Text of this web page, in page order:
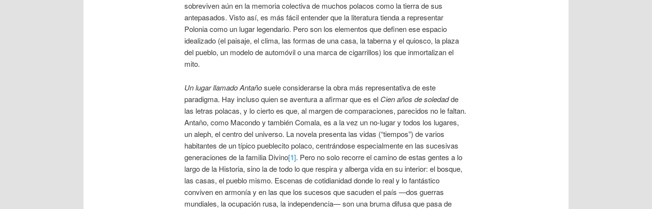
sobreviven aún en la memoria colectiva de muchos polacos como la tierra de sus
antepasados. Visto así, es más fácil entender que la literatura tienda a representar
Polonia como un lugar legendario. Pero son los elementos que definen ese espacio
idealizado (el paisaje, el clima, las formas de una casa, la taberna y el quiosco, la plaza
del pueblo, un modelo de automóvil o una marca de cigarrillos) los que inmortalizan el
mito.
Un lugar llamado Antañosuele considerarse la obra más representativa de este
paradigma. Hay incluso quien se aventura a afirmar que es el Cien años de soledadde
las letras polacas, y lo cierto es que, al margen de comparaciones, parecidos no le faltan.
Antaño, como Macondo y también Comala, es a la vez un no-lugar y todos los lugares,
un aleph, el centro del universo. La novela presenta las vidas (“tiempos”) de varios
habitantes de un típico pueblecito polaco, centrándose especialmente en las sucesivas
generaciones de la familia Divino[1]. Pero no solo recorre el camino de estas gentes a lo
largo de la Historia, sino la de todo lo que respira y alberga vida en su interior: el bosque,
las casas, el pueblo mismo. Escenas de cotidianidad donde lo real y lo fantástico
conviven en armonía y en las que los sucesos que sacuden el país —dos guerras
mundiales, la ocupación rusa, la independencia— son una bruma difusa que pasa de